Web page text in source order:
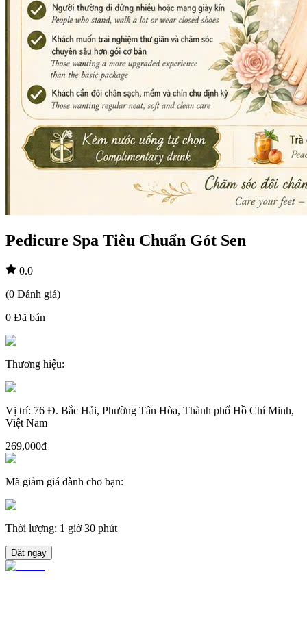
Pedicure Spa Tiêu Chuẩn Gót Sen
0.0
(0 Đánh giá)
0 Đã bán
Thương hiệu:
Vị trí: 76 Đ. Bắc Hải, Phường Tân Hòa, Thành phố Hồ Chí Minh,
Việt Nam
269,000đ
Mã giảm giá dành cho bạn:
Thời lượng: 1 giờ 30 phút
Đặt ngay